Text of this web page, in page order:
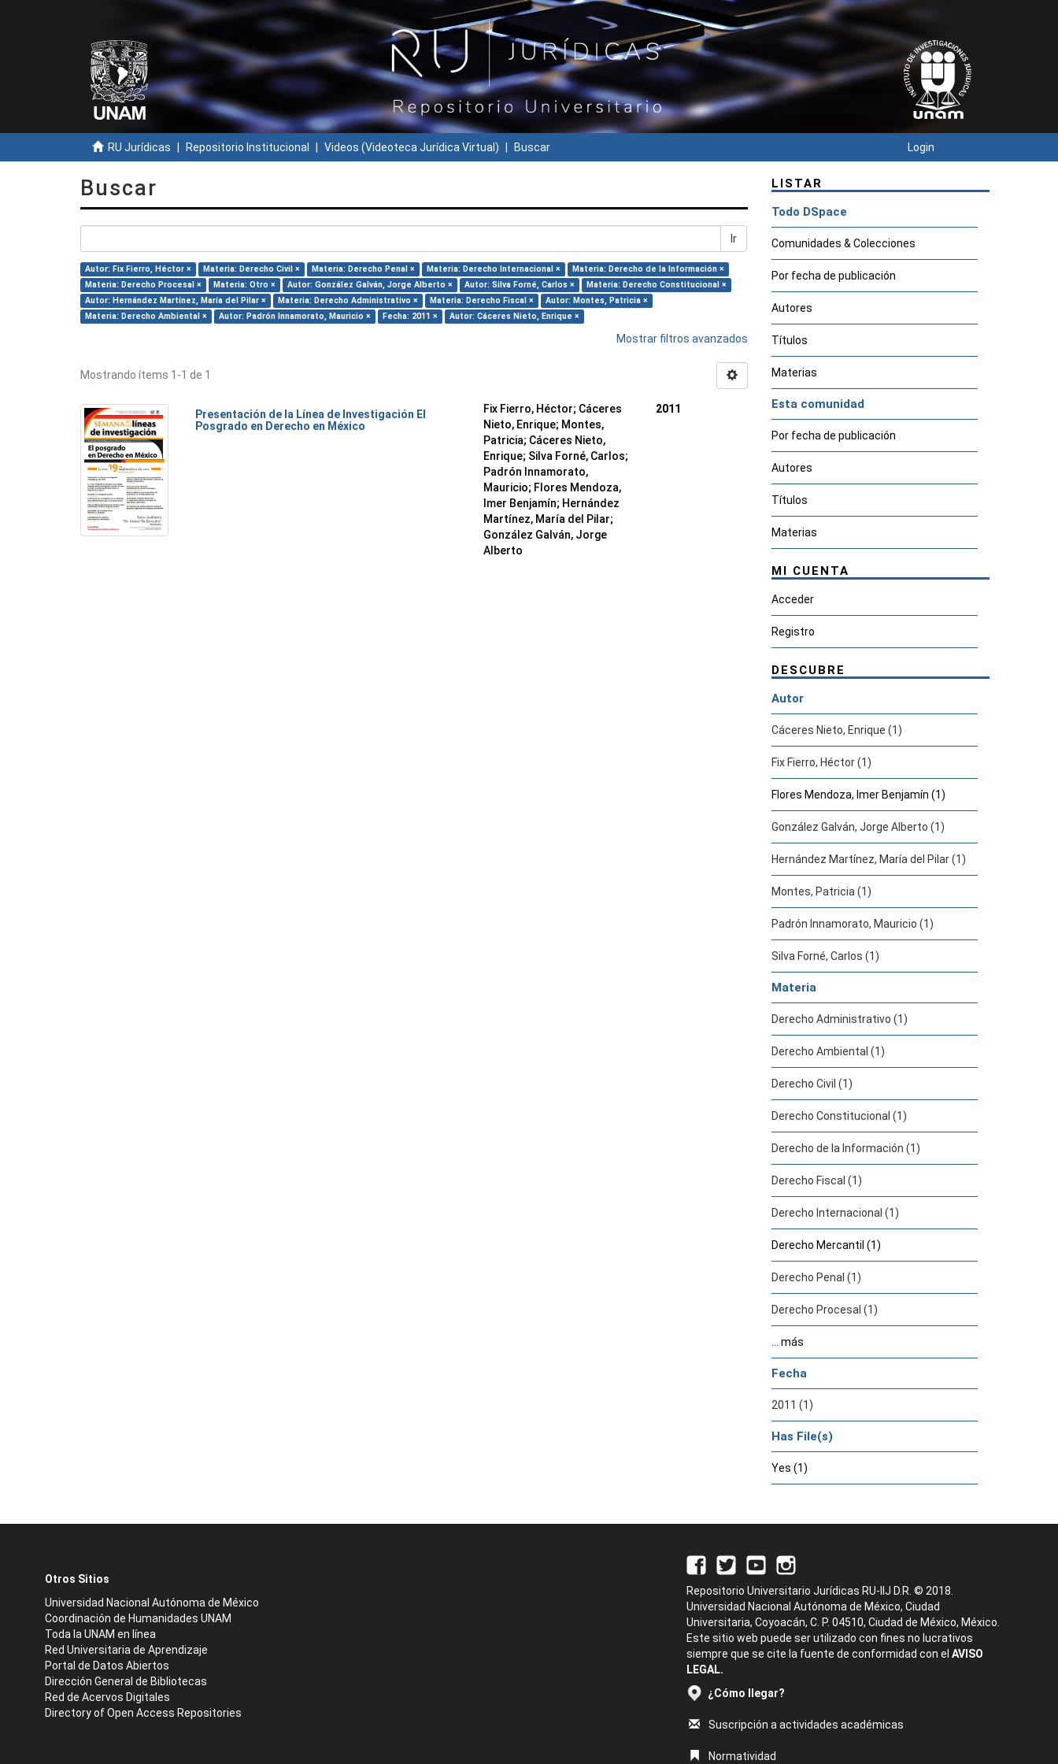
RU Jurídicas Repositorio Institucional Videos (Videoteca Jurídica Virtual) Buscar Login
Buscar
Ir
Autor: Fix Fierro, Héctor × Materia: Derecho Civil × Materia: Derecho Penal × Materia: Derecho Internacional ×
Materia: Derecho de la Información ×
Materia: Derecho Procesal ×
Materia: Otro × Autor: González Galván, Jorge Alberto × Autor: Silva Forné, Carlos ×
Materia: Derecho Constitucional ×
Autor: Hernández Martínez, María del Pilar ×
Materia: Derecho Administrativo × Materia: Derecho Fiscal ×
Autor: Montes, Patricia ×
Materia: Derecho Ambiental ×
Autor: Padrón Innamorato, Mauricio × Fecha: 2011 × Autor: Cáceres Nieto, Enrique ×
Mostrar filtros avanzados
Mostrando ítems 1-1 de 1
Presentación de la Línea de Investigación El
Posgrado en Derecho en México
Fix Fierro, Héctor; Cáceres
Nieto, Enrique; Montes,
Patricia; Cáceres Nieto,
Enrique; Silva Forné, Carlos;
Padrón Innamorato,
Mauricio; Flores Mendoza,
Imer Benjamín; Hernández
Martínez, María del Pilar;
González Galván, Jorge
Alberto
2011
LISTAR
Todo DSpace
Comunidades & Colecciones
Por fecha de publicación
Autores
Títulos
Materias
Esta comunidad
Por fecha de publicación
Autores
Títulos
Materias
MI CUENTA
Acceder
Registro
DESCUBRE
Autor
Cáceres Nieto, Enrique (1)
Fix Fierro, Héctor (1)
Flores Mendoza, Imer Benjamín (1)
González Galván, Jorge Alberto (1)
Hernández Martínez, María del Pilar (1)
Montes, Patricia (1)
Padrón Innamorato, Mauricio (1)
Silva Forné, Carlos (1)
Materia
Derecho Administrativo (1)
Derecho Ambiental (1)
Derecho Civil (1)
Derecho Constitucional (1)
Derecho de la Información (1)
Derecho Fiscal (1)
Derecho Internacional (1)
Derecho Mercantil (1)
Derecho Penal (1)
Derecho Procesal (1)
... más
Fecha
2011 (1)
Has File(s)
Yes (1)
Otros Sitios
Universidad Nacional Autónoma de México
Coordinación de Humanidades UNAM
Toda la UNAM en línea
Red Universitaria de Aprendizaje
Portal de Datos Abiertos
Dirección General de Bibliotecas
Red de Acervos Digitales
Directory of Open Access Repositories
Repositorio Universitario Jurídicas RU-IIJ D.R. © 2018.
Universidad Nacional Autónoma de México, Ciudad
Universitaria, Coyoacán, C. P. 04510, Ciudad de México, México.
Este sitio web puede ser utilizado con fines no lucrativos
siempre que se cite la fuente de conformidad con el AVISO
LEGAL.
¿Cómo llegar?
Suscripción a actividades académicas
Normatividad